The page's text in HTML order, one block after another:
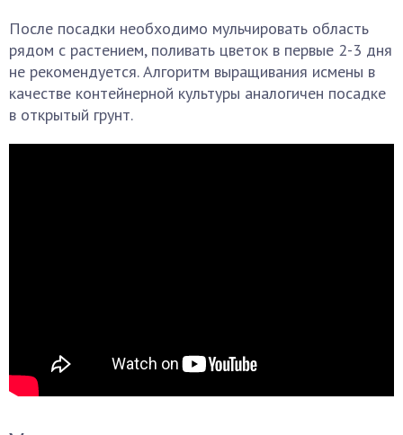
После посадки необходимо мульчировать область
рядом с растением, поливать цветок в первые 2-3 дня
не рекомендуется. Алгоритм выращивания исмены в
качестве контейнерной культуры аналогичен посадке
в открытый грунт.